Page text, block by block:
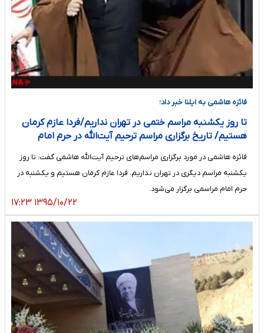
فائزه هاشمی به ایلنا خبر داد؛
تا روز یکشنبه مراسم ختمی در تهران نداریم/فردا عازم کرمان
هستیم/ تاریخ برگزاری مراسم ترحیم آیت‌الله در حرم امام
فائزه هاشمی در مورد برگزاری مراسم‌های ترحیم آیت‌الله هاشمی گفت: تا روز
یکشنبه مراسم دیگری در تهران نداریم. فردا عازم کرمان هستیم و یکشنبه در
حرم امام مراسمی برگزار می‌شود.
۱۳۹۵/۱۰/۲۲ ۱۷:۲۳